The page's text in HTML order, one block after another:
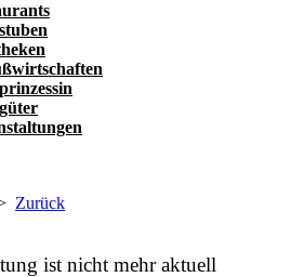
Zurück
ist nicht mehr aktuell